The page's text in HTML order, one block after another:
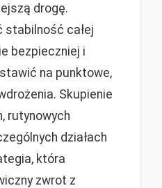
drogę.
stabilność całej
bezpieczniej i
na punktowe,
Skupienie
rutynowych
działach
która
zwrot z